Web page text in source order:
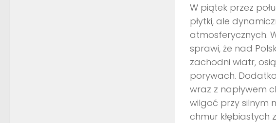
W piątek przez
płytki, ale
atmosferycznych.
sprawi, że nad
zachodni wiatr,
porywach.
wraz z napływem
wilgoć przy silnym
chmur kłębiastych